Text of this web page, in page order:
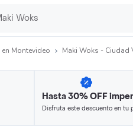
Montevideo Maki Woks - Ciudad
Hasta 30% OFF
Disfruta este descuento en tu